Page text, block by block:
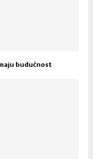
budućnost